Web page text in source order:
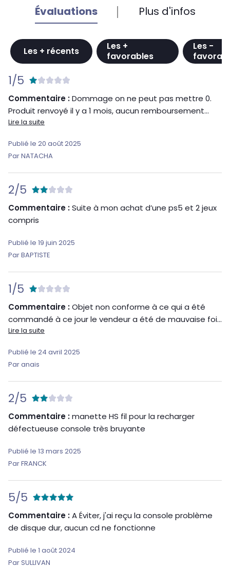
Évaluations Plus d'infos
Les + récents
Les +
favorables
Les -
1/5
Commentaire :Dommage on ne peut pas mettre 0.
Produit renvoyé il y a 1 mois, aucun remboursement...
Lire la suite
Publié le 20 août 2025
Par NATACHA
2/5
Commentaire :Suite à mon achat d’une ps5 et 2 jeux
compris
Publié le 19 juin 2025
Par BAPTISTE
1/5
Commentaire :Objet non conforme à ce qui a été
commandé à ce jour le vendeur a été de mauvaise foi...
Lire la suite
Publié le 24 avril 2025
Par anais
2/5
Commentaire :manette HS fil pour la recharger
défectueuse console très bruyante
Publié le 13 mars 2025
Par FRANCK
5/5
Commentaire :A Éviter, j'ai reçu la console problème
de disque dur, aucun cd ne fonctionne
Publié le 1 août 2024
Par SULLIVAN